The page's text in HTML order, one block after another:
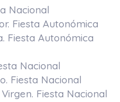
Nacional
Fiesta Autonómica
Fiesta Autonómica
Nacional
Fiesta Nacional
Virgen. Fiesta Nacional